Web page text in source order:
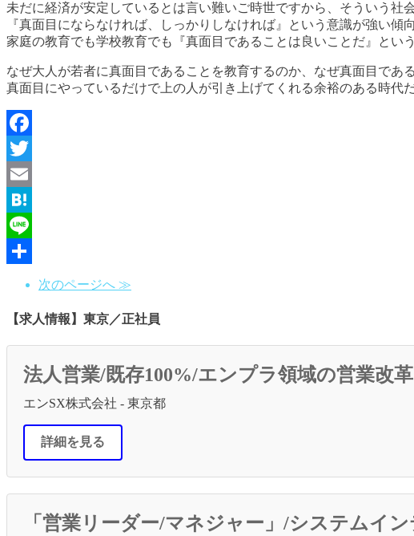
未だに経済が安定しているとは言い難いご時世ですから、そういう社
『真面目にならなければ、しっかりしなければ』という意識が強い傾
家庭の教育でも学校教育でも『真面目であることは良いことだ』と
なぜ大人が若者に真面目であることを教育するのか、なぜ真面目で
真面目にやっているだけで上の人が引き上げてくれる余裕のある時
Facebook
Twitter
Email
Hatena
Line
次のページへ ≫
【求人情報】東京／正社員
法人営業/既存100%/エンプラ領域の営業改
エンSX株式会社 - 東京都
詳細を見る
「営業リーダー/マネジャー」/システムイ